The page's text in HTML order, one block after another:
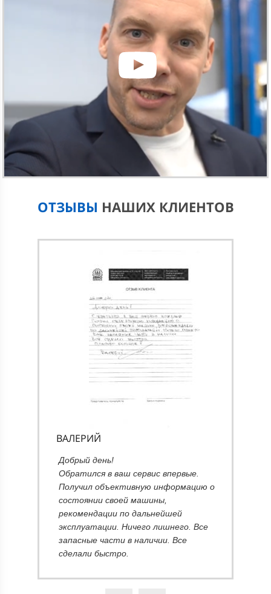
воспользовавшись услугами 2BRO-SERVICE клиент
не теряет заводскую гарантию;
ремонт блоков АБС осуществляется в сжатые сроки,
особенно если подъехать к нам в будни в дневные
часы, когда нет очередей;
у 2BRO есть собственный склад запчастей, на
котором всегда найдутся нужные комплектующие
для различных моделей Ford;
на ремонт кузова, ходовой части автомобиля и
любые другие работы выдается гарантия сроком на
Убедитесь, что у нас невысокие цены и работают
специалисты, которые произведут устранение
неполадок блока АБС качественно и без лишних затрат
ОТЗЫВЫ НАШИХ КЛИЕНТОВ
ВАЛЕРИЙ
Добрый день!
Обратился в ваш сервис впервые.
Получил объективную информацию о
состоянии своей машины,
рекомендации по дальнейшей
эксплуатации. Ничего лишнего. Все
запасные части в наличии. Все
сделали быстро.